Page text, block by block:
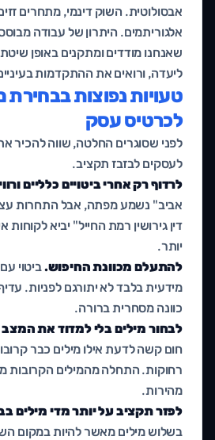
אבסולוטית. השוק דינמי, מתחרים
אלגוריתמים. היתרון של עבודה
שאנחנו מודדים ומתקנים באופן
ליעדה, ורואים את ההתקדמות
טעויות נפוצות
לכרטיס עסק
לפני שסוגרים החלטה, שווה להכיר
לעסקים לבזבז תקציב.
לרדוף רק אחרי ביטויים כלליים
אביב" נשמע מפתה, אבל התחרות
דין גירושין רמת החייל" יביא לקוחות
יותר.
להתעלם מכוונת החיפוש.ביטוי
מידעית בלבד לא יתורגם לפניות.
כוונה מסחרית ברורה.
לבחור מילים בלי למדוד את המצב
חום קשה לדעת אילו מילים כבר
רחוקות. התחלה מהמילים הקרובות
מהירות.
לפזר תקציב על יותר מדי מילים
בשלוש מילים מאשר להיות במקום